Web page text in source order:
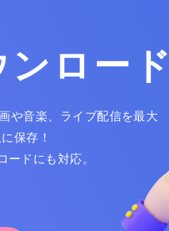
ロード
や音楽、ライブ配信を最大
保存！
ドにも対応。